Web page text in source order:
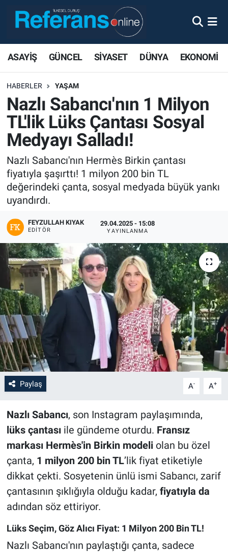
ASAYİŞ GÜNCEL SİYASET DÜNYA EKONOMİ
HABERLER YAŞAM
Nazlı Sabancı'nın 1 Milyon
TL'lik Lüks Çantası Sosyal
Medyayı Salladı!
Nazlı Sabancı'nın Hermès Birkin çantası
fiyatıyla şaşırttı! 1 milyon 200 bin TL
değerindeki çanta, sosyal medyada büyük yankı
uyandırdı.
FEYZULLAH KIYAK
EDITÖR
29.04.2025 - 15:08
YAYINLANMA
Paylaş A- A+
Nazlı Sabancı, son Instagram paylaşımında,
lüks çantasıile gündeme oturdu. Fransız
markası Hermès'in Birkin modeliolan bu özel
çanta, 1 milyon 200 bin TL’lik fiyat etiketiyle
dikkat çekti. Sosyetenin ünlü ismi Sabancı, zarif
çantasının şıklığıyla olduğu kadar, fiyatıyla da
adından söz ettiriyor.
Lüks Seçim, Göz Alıcı Fiyat: 1 Milyon 200 Bin TL!
Nazlı Sabancı'nın paylaştığı çanta, sadece